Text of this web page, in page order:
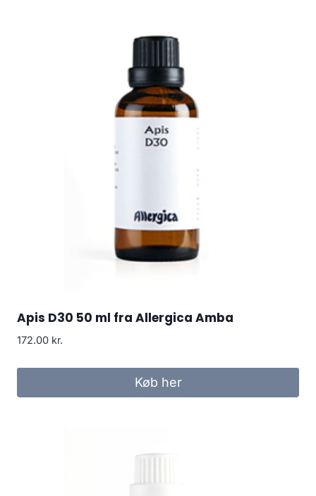
Apis D30 50 ml fra Allergica Amba
172.00 kr.
Køb her